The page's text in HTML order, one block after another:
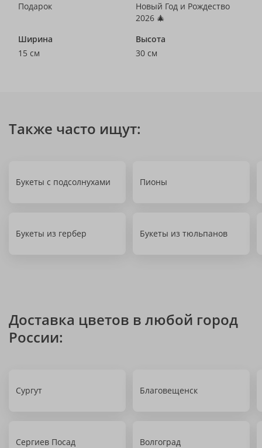
Подарок
Новый Год и Рождество
2026 🎄
Ширина
15 см
Высота
30 см
Также часто ищут:
Букеты с подсолнухами Пионы
Букеты из гербер Букеты из тюльпанов
Доставка цветов в любой город
России:
Сургут Благовещенск
Сергиев Посад Волгоград